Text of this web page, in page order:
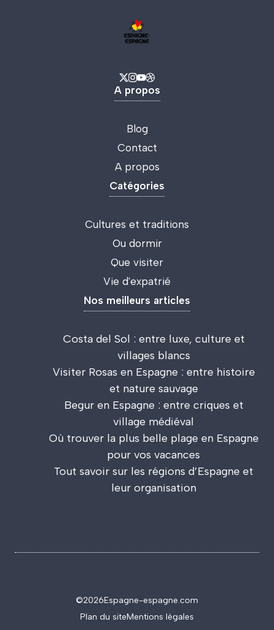
A propos
Blog
Contact
A propos
Catégories
Cultures et traditions
Ou dormir
Que visiter
Vie d'expatrié
Nos meilleurs articles
Costa del Sol : entre luxe, culture et
villages blancs
Visiter Rosas en Espagne : entre histoire
et nature sauvage
Begur en Espagne : entre criques et
village médiéval
Où trouver la plus belle plage en Espagne
pour vos vacances
Tout savoir sur les régions d’Espagne et
leur organisation
©2026Espagne-espagne.com
Plan du siteMentions légales